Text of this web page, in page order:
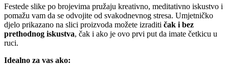
Festede slike po brojevima pružaju kreativno, meditativno iskustvo i
pomažu vam da se odvojite od svakodnevnog stresa. Umjetničko
djelo prikazano na slici proizvoda možete izraditi čak i bez
prethodnog iskustva, čak i ako je ovo prvi put da imate četkicu u
ruci.
Idealno za vas ako: